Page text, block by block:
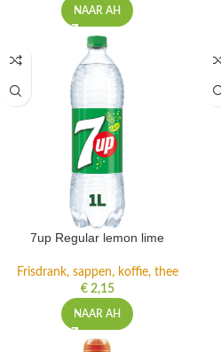
NAAR AH
7up Regular lemon lime
Frisdrank, sappen, koffie, thee
€2,15
NAAR AH